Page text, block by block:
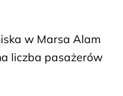
w Marsa Alam
liczba pasażerów